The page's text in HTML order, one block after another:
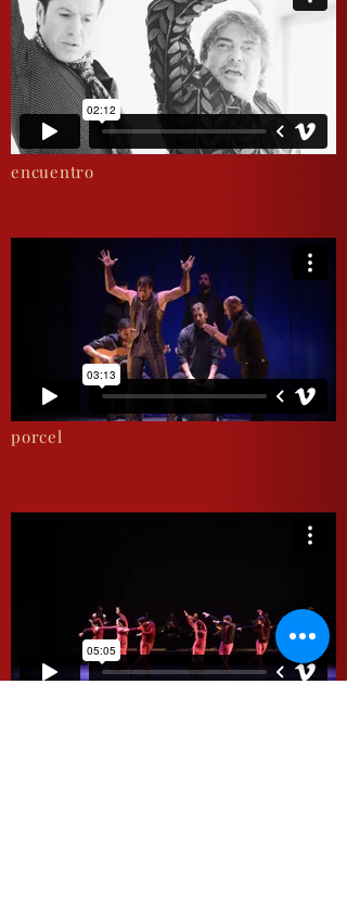
encuentro
porcel